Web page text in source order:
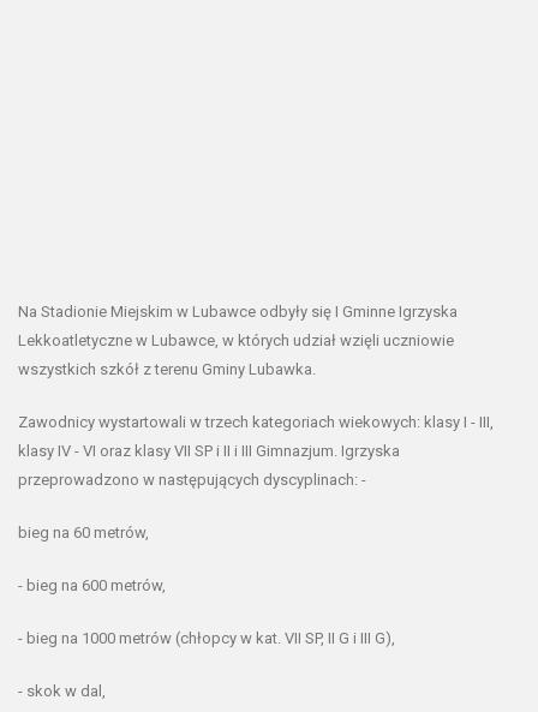
Na Stadionie Miejskim w Lubawce odbyły się I Gminne Igrzyska
Lekkoatletyczne w Lubawce, w których udział wzięli uczniowie
wszystkich szkół z terenu Gminy Lubawka.
Zawodnicy wystartowali w trzech kategoriach wiekowych: klasy I - III,
klasy IV - VI oraz klasy VII SP i II i III Gimnazjum. Igrzyska
przeprowadzono w następujących dyscyplinach: -
bieg na 60 metrów,
- bieg na 600 metrów,
- bieg na 1000 metrów (chłopcy w kat. VII SP, II G i III G),
- skok w dal,